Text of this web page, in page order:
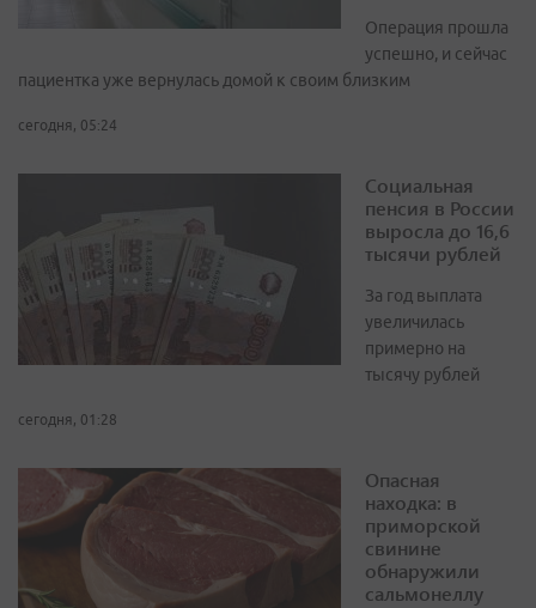
Операция прошла
успешно, и сейчас
пациентка уже вернулась домой к своим близким
сегодня, 05:24
Социальная
пенсия в России
выросла до 16,6
тысячи рублей
За год выплата
увеличилась
примерно на
тысячу рублей
сегодня, 01:28
Опасная
находка: в
приморской
свинине
обнаружили
сальмонеллу